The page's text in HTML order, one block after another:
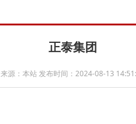
正泰集团
来源：本站 发布时间：2024-08-13